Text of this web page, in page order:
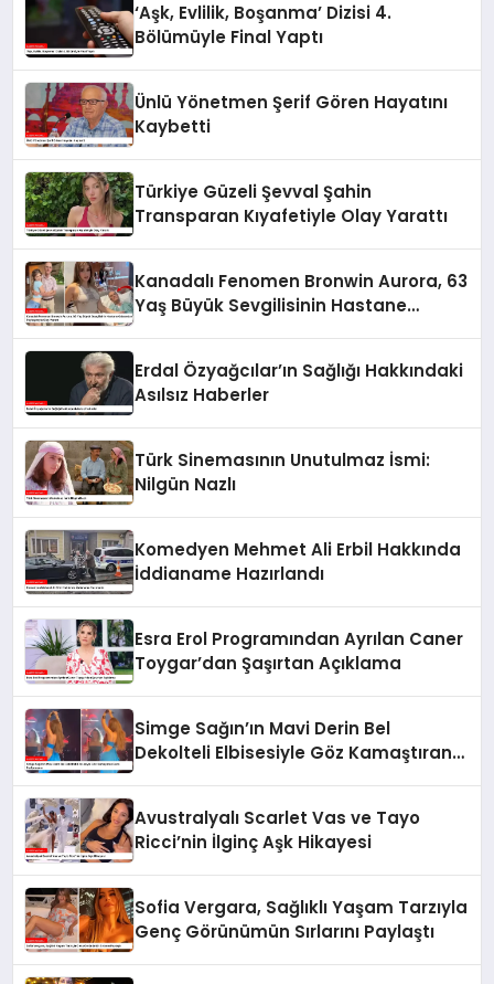
‘Aşk, Evlilik, Boşanma’ Dizisi 4.
Bölümüyle Final Yaptı
Ünlü Yönetmen Şerif Gören Hayatını
Kaybetti
Türkiye Güzeli Şevval Şahin
Transparan Kıyafetiyle Olay Yarattı
Kanadalı Fenomen Bronwin Aurora, 63
Yaş Büyük Sevgilisinin Hastane
Erdal Özyağcılar’ın Sağlığı Hakkındaki
Asılsız Haberler
Türk Sinemasının Unutulmaz İsmi:
Nilgün Nazlı
Komedyen Mehmet Ali Erbil Hakkında
İddianame Hazırlandı
Esra Erol Programından Ayrılan Caner
Toygar’dan Şaşırtan Açıklama
Simge Sağın’ın Mavi Derin Bel
Dekolteli Elbisesiyle Göz Kamaştıran
Avustralyalı Scarlet Vas ve Tayo
Ricci’nin İlginç Aşk Hikayesi
Sofia Vergara, Sağlıklı Yaşam Tarzıyla
Genç Görünümün Sırlarını Paylaştı